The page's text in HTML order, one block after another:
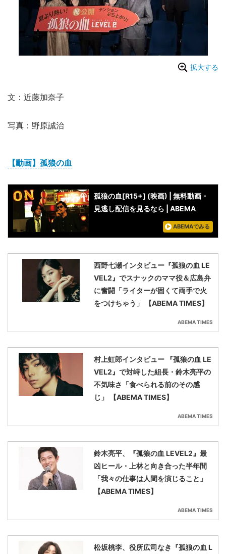
拡大する
文：近藤加奈子
写真：野原誠治
【動画】孤狼の血
孤狼の血[R15+] (映画) | 無料動画・
見逃し配信を見るなら | ABEMA
ABEMAでみる
西野七瀬インタビュー『孤狼の血 LE
VEL2』でスナックのママ役＆広島弁
に奮闘「ライターが固くて両手で火
をつけちゃう」 【ABEMA TIMES】
ABEMA TIMES
村上虹郎インタビュー 『孤狼の血 LE
VEL2』で対峙した組長・鈴木亮平の
不気味さ「食べられる前のその感
じ」 【ABEMA TIMES】
ABEMA TIMES
鈴木亮平、『孤狼の血 LEVEL2』最
凶ヒール・上林と向き合った半年間
「我々の仕事は人間を演じること」
【ABEMA TIMES】
ABEMA TIMES
松坂桃李、役所広司なき『孤狼の血 L